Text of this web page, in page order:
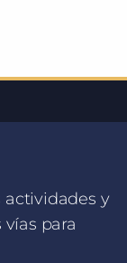
actividades y
para